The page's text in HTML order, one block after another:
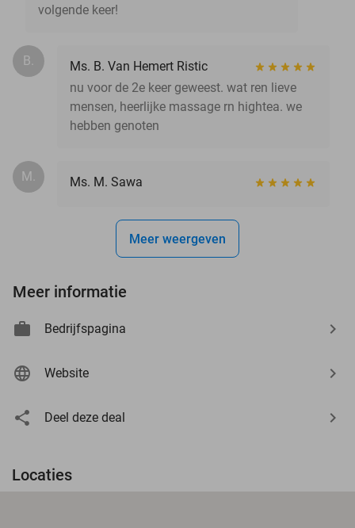
volgende keer!
B.
Ms. B. Van Hemert Ristic
nu voor de 2e keer geweest. wat ren lieve
mensen, heerlijke massage rn hightea. we
hebben genoten
M. Ms. M. Sawa
Meer weergeven
Meer informatie
Bedrijfspagina
Website
Deel deze deal
Locaties